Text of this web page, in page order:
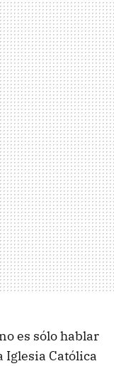
es sólo hablar
Iglesia Católica